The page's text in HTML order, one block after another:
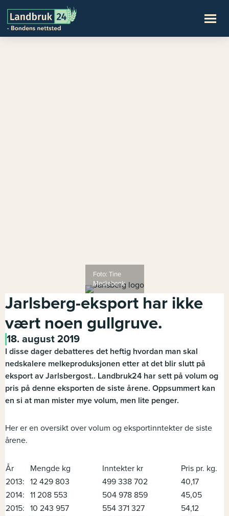
Foto: Tine
Mediebank
Jarlsberg-eksport har ikke
vært noen gullgruve.
18. august 2019
I disse dager debatteres det heftig hvordan man skal
nedskalere melkeproduksjonen etter at det blir slutt på
eksport av Jarlsbergost.. Landbruk24 har sett på volum og
pris på denne eksporten de siste årene. Oppsummert kan
en si at man mister mye volum, men lite penger.
Her er en oversikt over volum og eksportinntekter de siste
årene.
År Mengde kg Inntekter kr
Pris pr. kg.
2013: 12 429 803 499 338 702
40,17
2014: 11 208 553 504 978 859
45,05
2015: 10 243 957 554 371 327
54,12